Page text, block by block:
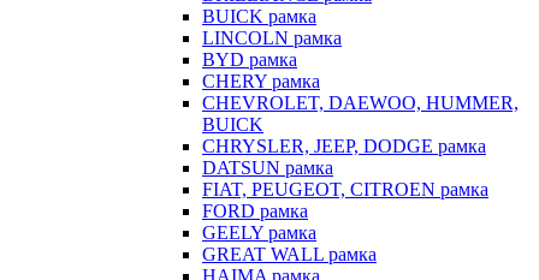
BUICK рамка
LINCOLN рамка
BYD рамка
CHERY рамка
CHEVROLET, DAEWOO, HUMMER,
BUICK
CHRYSLER, JEEP, DODGE рамка
DATSUN рамка
FIAT, PEUGEOT, CITROEN рамка
FORD рамка
GEELY рамка
GREAT WALL рамка
HAIMA рамка